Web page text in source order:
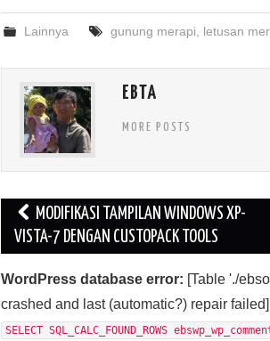
Lainnya gunung merapi letusan
EBTA
MORE POSTS
Post
navigation
MODIFIKASI TAMPILAN WINDOWS XP-
VISTA-7 DENGAN CUSTOPACK TOOLS
WordPress database error: [Table './
crashed and last (automatic?) repair failed]
SELECT SQL_CALC_FOUND_ROWS